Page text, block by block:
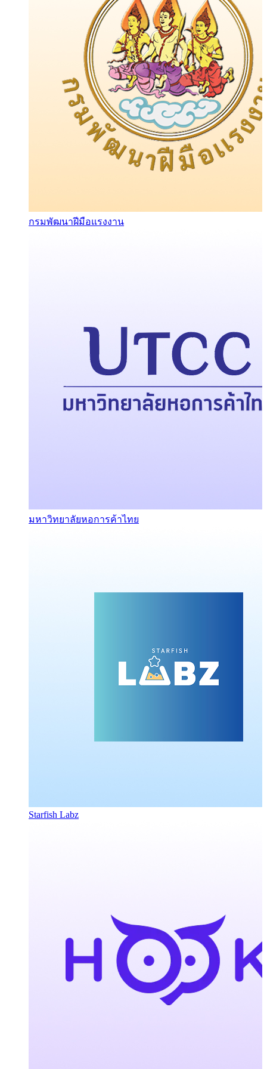
กรมพัฒนาฝีมือแรงงาน
มหาวิทยาลัยหอการค้าไทย
Starfish Labz